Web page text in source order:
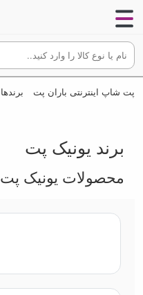
پت شاپ اینترنتی باران پت برندها
برند یونیک پت
محصولات یونیک پت